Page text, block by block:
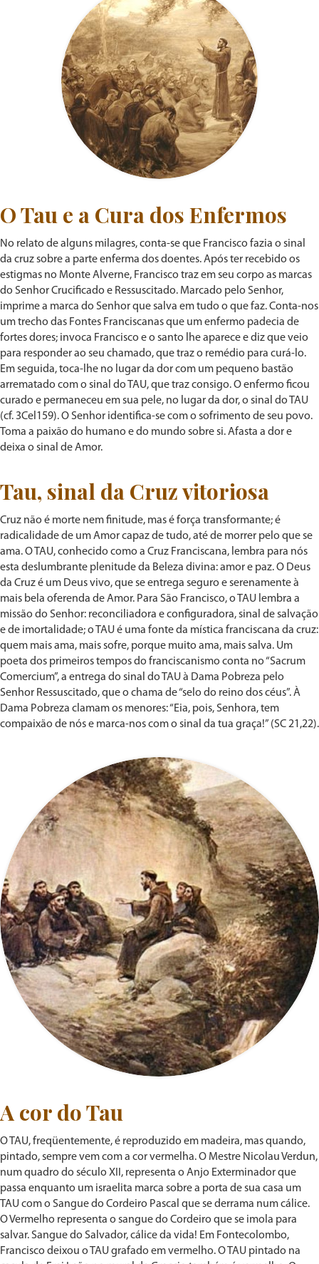
O Tau e a Cura dos Enfermos
No relato de alguns milagres, conta-se que Francisco fazia o sinal
da cruz sobre a parte enferma dos doentes. Após ter recebido os
estigmas no Monte Alverne, Francisco traz em seu corpo as marcas
do Senhor Crucificado e Ressuscitado. Marcado pelo Senhor,
imprime a marca do Senhor que salva em tudo o que faz. Conta-nos
um trecho das Fontes Franciscanas que um enfermo padecia de
fortes dores; invoca Francisco e o santo lhe aparece e diz que veio
para responder ao seu chamado, que traz o remédio para curá-lo.
Em seguida, toca-lhe no lugar da dor com um pequeno bastão
arrematado com o sinal do TAU, que traz consigo. O enfermo ficou
curado e permaneceu em sua pele, no lugar da dor, o sinal do TAU
(cf. 3Cel159). O Senhor identifica-se com o sofrimento de seu povo.
Toma a paixão do humano e do mundo sobre si. Afasta a dor e
deixa o sinal de Amor.
Tau, sinal da Cruz vitoriosa
Cruz não é morte nem finitude, mas é força transformante; é
radicalidade de um Amor capaz de tudo, até de morrer pelo que se
ama. O TAU, conhecido como a Cruz Franciscana, lembra para nós
esta deslumbrante plenitude da Beleza divina: amor e paz. O Deus
da Cruz é um Deus vivo, que se entrega seguro e serenamente à
mais bela oferenda de Amor. Para São Francisco, o TAU lembra a
missão do Senhor: reconciliadora e configuradora, sinal de salvação
e de imortalidade; o TAU é uma fonte da mística franciscana da cruz:
quem mais ama, mais sofre, porque muito ama, mais salva. Um
poeta dos primeiros tempos do franciscanismo conta no “Sacrum
Comercium”, a entrega do sinal do TAU à Dama Pobreza pelo
Senhor Ressuscitado, que o chama de “selo do reino dos céus”. À
Dama Pobreza clamam os menores: “Eia, pois, Senhora, tem
compaixão de nós e marca-nos com o sinal da tua graça!” (SC 21,22).
A cor do Tau
O TAU, freqüentemente, é reproduzido em madeira, mas quando,
pintado, sempre vem com a cor vermelha. O Mestre Nicolau Verdun,
num quadro do século XII, representa o Anjo Exterminador que
passa enquanto um israelita marca sobre a porta de sua casa um
TAU com o Sangue do Cordeiro Pascal que se derrama num cálice.
O Vermelho representa o sangue do Cordeiro que se imola para
salvar. Sangue do Salvador, cálice da vida! Em Fontecolombo,
Francisco deixou o TAU grafado em vermelho. O TAU pintado na